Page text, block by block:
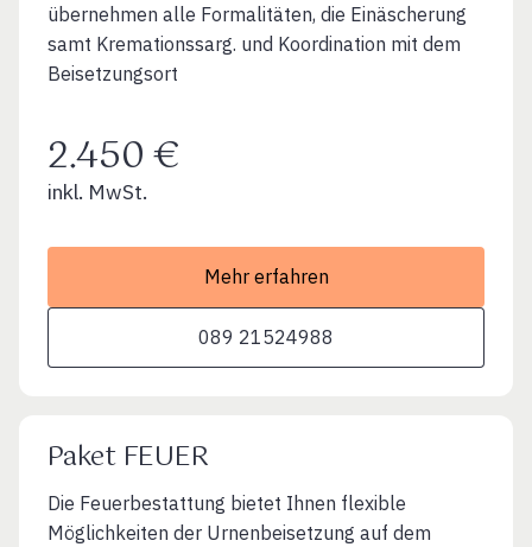
übernehmen alle Formalitäten, die Einäscherung
samt Kremationssarg. und Koordination mit dem
Beisetzungsort
2.450 €
inkl. MwSt.
Mehr erfahren
089 21524988
Paket FEUER
Die Feuerbestattung bietet Ihnen flexible
Möglichkeiten der Urnenbeisetzung auf dem